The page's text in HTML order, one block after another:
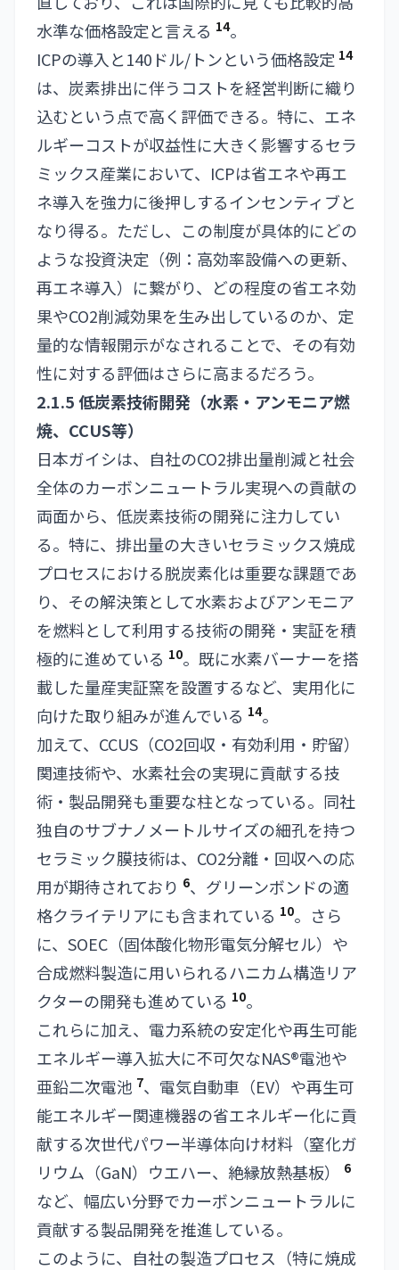
水準な価格設定と言える 14。
ICPの導入と140ドル/トンという価格設定 14
は、炭素排出に伴うコストを経営判断に織り
込むという点で高く評価できる。特に、エネ
ルギーコストが収益性に大きく影響するセラ
ミックス産業において、ICPは省エネや再エ
ネ導入を強力に後押しするインセンティブと
なり得る。ただし、この制度が具体的にどの
ような投資決定（例：高効率設備への更新、
再エネ導入）に繋がり、どの程度の省エネ効
果やCO2削減効果を生み出しているのか、定
量的な情報開示がなされることで、その有効
性に対する評価はさらに高まるだろう。
2.1.5 低炭素技術開発（水素・アンモニア燃
焼、CCUS等）
日本ガイシは、自社のCO2排出量削減と社会
全体のカーボンニュートラル実現への貢献の
両面から、低炭素技術の開発に注力してい
る。特に、排出量の大きいセラミックス焼成
プロセスにおける脱炭素化は重要な課題であ
り、その解決策として水素およびアンモニア
を燃料として利用する技術の開発・実証を積
極的に進めている 10。既に水素バーナーを搭
載した量産実証窯を設置するなど、実用化に
向けた取り組みが進んでいる 14。
加えて、CCUS（CO2回収・有効利用・貯留）
関連技術や、水素社会の実現に貢献する技
術・製品開発も重要な柱となっている。同社
独自のサブナノメートルサイズの細孔を持つ
セラミック膜技術は、CO2分離・回収への応
用が期待されており 6、グリーンボンドの適
格クライテリアにも含まれている 10。さら
に、SOEC（固体酸化物形電気分解セル）や
合成燃料製造に用いられるハニカム構造リア
クターの開発も進めている 10。
これらに加え、電力系統の安定化や再生可能
エネルギー導入拡大に不可欠なNAS®電池や
亜鉛二次電池 7、電気自動車（EV）や再生可
能エネルギー関連機器の省エネルギー化に貢
献する次世代パワー半導体向け材料（窒化ガ
リウム（GaN）ウエハー、絶縁放熱基板）
6
など、幅広い分野でカーボンニュートラルに
貢献する製品開発を推進している。
このように、自社の製造プロセス（特に焼成